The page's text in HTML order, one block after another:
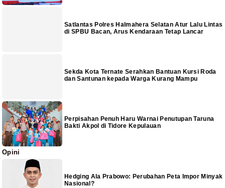
Satlantas Polres Halmahera Selatan Atur Lalu Lintas
di SPBU Bacan, Arus Kendaraan Tetap Lancar
Sekda Kota Ternate Serahkan Bantuan Kursi Roda
dan Santunan kepada Warga Kurang Mampu
Perpisahan Penuh Haru Warnai Penutupan Taruna
Bakti Akpol di Tidore Kepulauan
Opini
Hedging Ala Prabowo: Perubahan Peta Impor Minyak
Nasional?